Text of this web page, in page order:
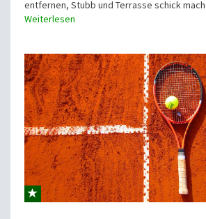
entfernen, Stubb und Terrasse schick
Weiterlesen